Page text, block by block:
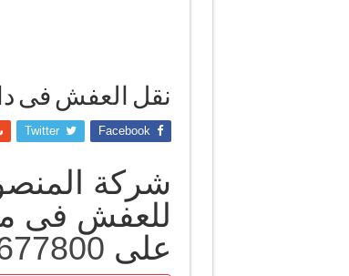
نقل العفش فى
Facebook
Twitter
شركة
للعفش فى
على